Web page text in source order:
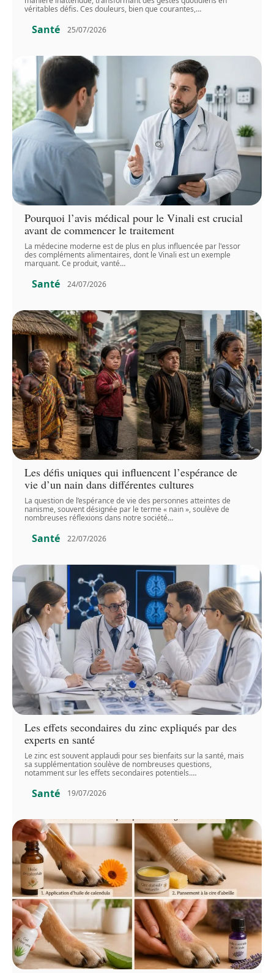
véritables défis. Ces douleurs, bien que courantes,…
Santé 25/07/2026
Pourquoi l’avis médical pour le Vinali est crucial
avant de commencer le traitement
La médecine moderne est de plus en plus influencée par l'essor
des compléments alimentaires, dont le Vinali est un exemple
marquant. Ce produit, vanté…
Santé 24/07/2026
Les défis uniques qui influencent l’espérance de
vie d’un nain dans différentes cultures
La question de l’espérance de vie des personnes atteintes de
nanisme, souvent désignée par le terme « nain », soulève de
nombreuses réflexions dans notre société…
Santé 22/07/2026
Les effets secondaires du zinc expliqués par des
experts en santé
Le zinc est souvent applaudi pour ses bienfaits sur la santé, mais
sa supplémentation soulève de nombreuses questions,
notamment sur les effets secondaires potentiels.…
Santé 19/07/2026